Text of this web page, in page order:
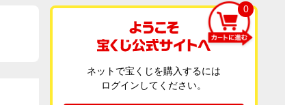
0
ネットで宝くじを購入するには
ログインしてください。